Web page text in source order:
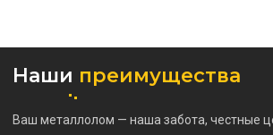
Наши преимущества
Ваш металлолом — наша забота, честные